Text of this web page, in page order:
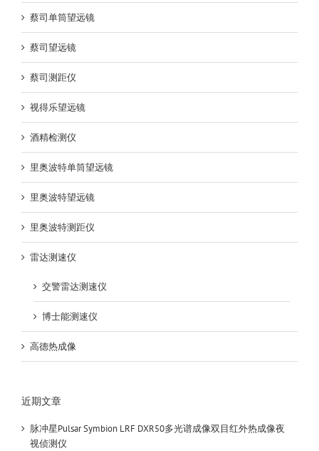
蔡司单筒望远镜
蔡司望远镜
蔡司测距仪
视得乐望远镜
酒精检测仪
里奥波特单筒望远镜
里奥波特望远镜
里奥波特测距仪
雷达测速仪
交警雷达测速仪
博士能测速仪
高德热成像
近期文章
脉冲星Pulsar Symbion LRF DXR50多光谱成像双目红外热成像夜
视侦测仪